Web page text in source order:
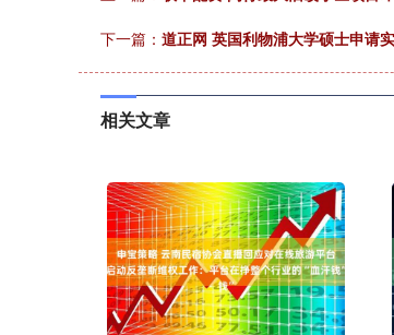
下一篇： 道正网 英国利物浦大学硕士申请
相关文章